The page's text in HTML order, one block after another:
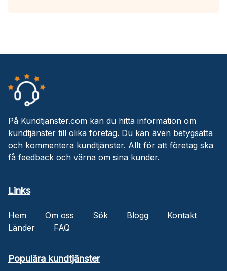
På Kundtjanster.com kan du hitta information om
kundtjänster till olika företag. Du kan även betygsätta
och kommentera kundtjänster. Allt för att företag ska
få feedback och värna om sina kunder.
Links
Hem Om oss Sök Blogg
Kontakt
Länder
FAQ
Populära kundtjänster